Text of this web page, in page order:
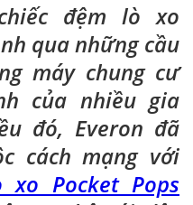
đệm lò xo
qua những cầu
máy chung cư
của nhiều gia
đó, Everon đã
cách mạng với
xo Pocket Pops